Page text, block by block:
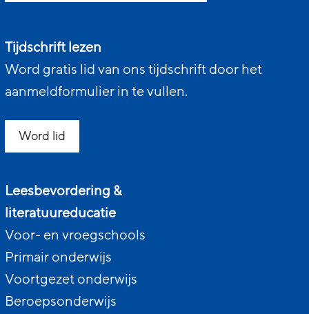
Tijdschrift lezen
Word gratis lid van ons tijdschrift door het
aanmeldformulier in te vullen.
Word lid
Leesbevordering &
literatuureducatie
Voor- en vroegschools
Primair onderwijs
Voortgezet onderwijs
Beroepsonderwijs